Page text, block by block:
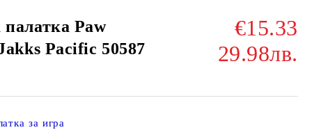
палатка Paw
Pacific 50587
€15.33
29.98лв.
за игра